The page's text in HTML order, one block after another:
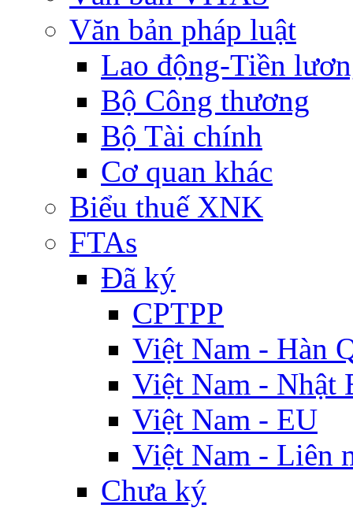
Văn bản pháp luật
Lao động-Tiền
Bộ Công thương
Bộ Tài chính
Cơ quan khác
Biểu thuế XNK
FTAs
Đã ký
CPTPP
Việt Nam - Hàn
Việt Nam - Nhật
Việt Nam - EU
Việt Nam - Liên
Chưa ký